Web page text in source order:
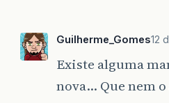
Guilherme_Gomes12
Existe alguma
nova… Que nem